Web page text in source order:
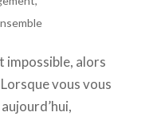
impossible, alors
vous vous